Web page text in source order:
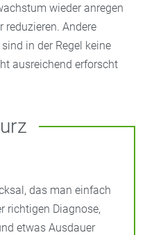
wieder anregen
Andere
in der Regel keine
ausreichend erforscht
das man einfach
richtigen Diagnose,
etwas Ausdauer